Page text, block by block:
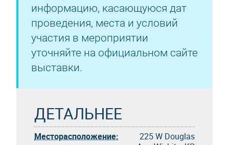
информацию, касающуюся дат
проведения, места и условий
участия в мероприятии
уточняйте на официальном сайте
выставки.
ДЕТАЛЬНЕЕ
Месторасположение:
225 W Douglas